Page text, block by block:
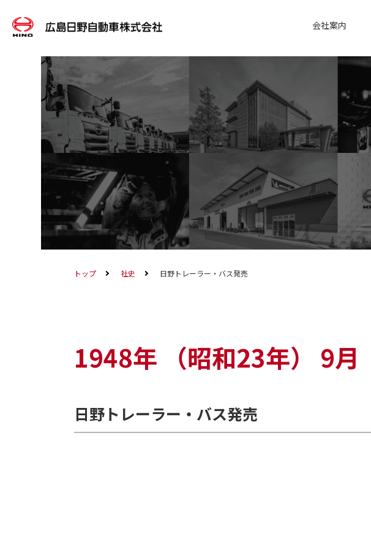
会社案内
トップ 社史 日野トレーラー・バス発売
1948年 （昭和23年） 9月
日野トレーラー・バス発売